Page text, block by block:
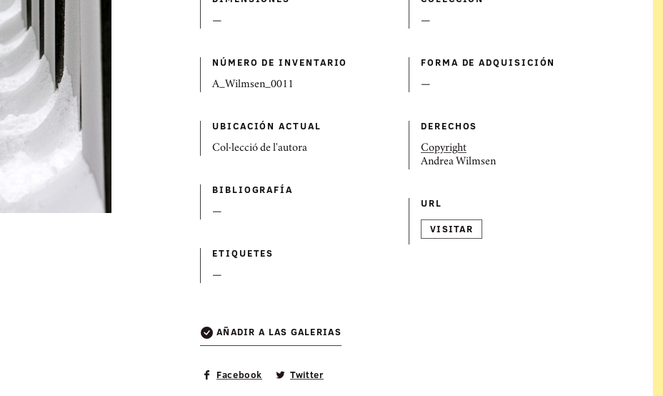
— —
NÚMERO DE INVENTARIO
A_Wilmsen_0011
FORMA DE ADQUISICIÓN
—
UBICACIÓN ACTUAL
Col·lecció de l'autora
DERECHOS
Copyright
Andrea Wilmsen
BIBLIOGRAFÍ­A
—
URL
VISITAR
ETIQUETES
—
AÑADIR A LAS GALERIAS
Facebook Twitter